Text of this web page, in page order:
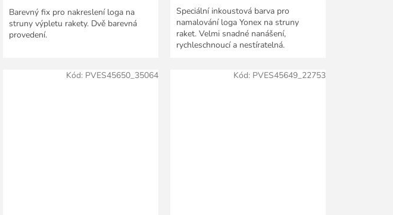
Barevný fix pro nakreslení loga na
struny výpletu rakety. Dvě barevná
provedení.
Speciální inkoustová barva pro
namalování loga Yonex na struny
raket. Velmi snadné nanášení,
rychleschnoucí a nestíratelná.
Kód: PVES45650_35064 Kód: PVES45649_22753